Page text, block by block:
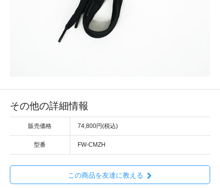
その他の詳細情報
販売価格 74,800円(税込)
型番 FW-CMZH
この商品を友達に教える